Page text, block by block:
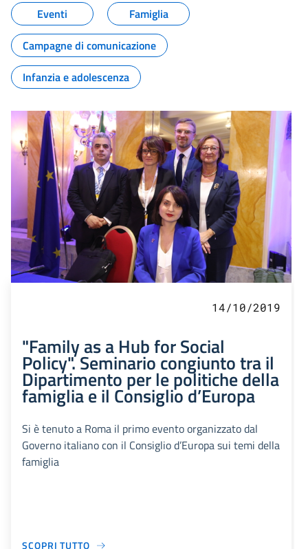
Eventi
Famiglia
Campagne di comunicazione
Infanzia e adolescenza
14/10/2019
"Family as a Hub for Social
Policy". Seminario congiunto tra il
Dipartimento per le politiche della
famiglia e il Consiglio d’Europa
Si è tenuto a Roma il primo evento organizzato dal
Governo italiano con il Consiglio d’Europa sui temi della
famiglia
SCOPRI TUTTO